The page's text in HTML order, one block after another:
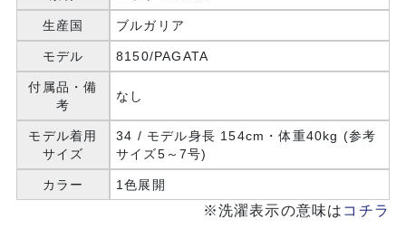
生産国 ブルガリア
モデル 8150/PAGATA
付属品・備
考
なし
モデル着用
サイズ
34 / モデル身長 154cm・体重40kg (参考
サイズ5～7号)
カラー 1色展開
※洗濯表示の意味は コチラ